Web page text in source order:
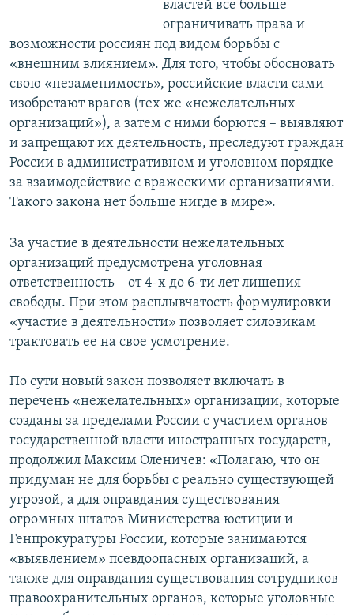
властей все больше
ограничивать права и
возможности россиян под видом борьбы с
«внешним влиянием». Для того, чтобы обосновать
свою «незаменимость», российские власти сами
изобретают врагов (тех же «нежелательных
организаций»), а затем с ними борются – выявляют
и запрещают их деятельность, преследуют граждан
России в административном и уголовном порядке
за взаимодействие с вражескими организациями.
Такого закона нет больше нигде в мире».
За участие в деятельности нежелательных
организаций предусмотрена уголовная
ответственность – от 4-х до 6-ти лет лишения
свободы. При этом расплывчатость формулировки
«участие в деятельности» позволяет силовикам
трактовать ее на свое усмотрение.
По сути новый закон позволяет включать в
перечень «нежелательных» организации, которые
созданы за пределами России с участием органов
государственной власти иностранных государств,
продолжил Максим Оленичев: «Полагаю, что он
придуман не для борьбы с реально существующей
угрозой, а для оправдания существования
огромных штатов Министерства юстиции и
Генпрокуратуры России, которые занимаются
«выявлением» псевдоопасных организаций, а
также для оправдания существования сотрудников
правоохранительных органов, которые уголовные